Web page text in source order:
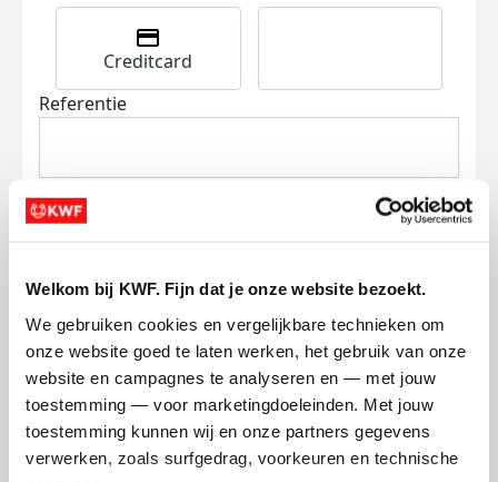
Welkom bij KWF. Fijn dat je onze website bezoekt.
We gebruiken cookies en vergelijkbare technieken om
onze website goed te laten werken, het gebruik van onze
website en campagnes te analyseren en — met jouw
toestemming — voor marketingdoeleinden. Met jouw
toestemming kunnen wij en onze partners gegevens
verwerken, zoals surfgedrag, voorkeuren en technische
Creditcard
Referentie
en betaal €0.75 extra.
Doneer nu